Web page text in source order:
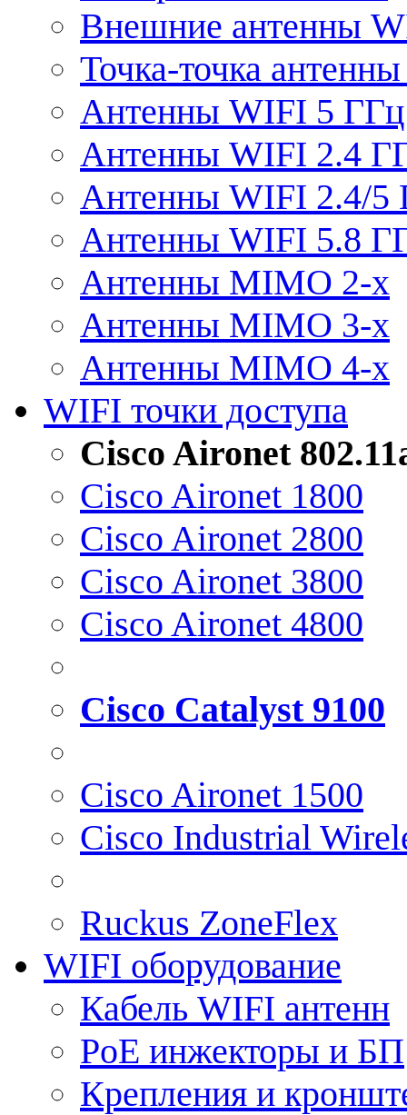
Внешние антенны
Точка-точка
Антенны WIFI 5 ГГц
Антенны WIFI 2.4
Антенны WIFI 2.4/5
Антенны WIFI 5.8
Антенны MIMO 2-x
Антенны MIMO 3-x
Антенны MIMO 4-x
WIFI точки доступа
Cisco Aironet
Cisco Aironet 1800
Cisco Aironet 2800
Cisco Aironet 3800
Cisco Aironet 4800
Cisco Catalyst 9100
Cisco Aironet 1500
Cisco Industrial
Ruckus ZoneFlex
WIFI оборудование
Кабель WIFI антенн
PoE инжекторы и БП
Крепления и